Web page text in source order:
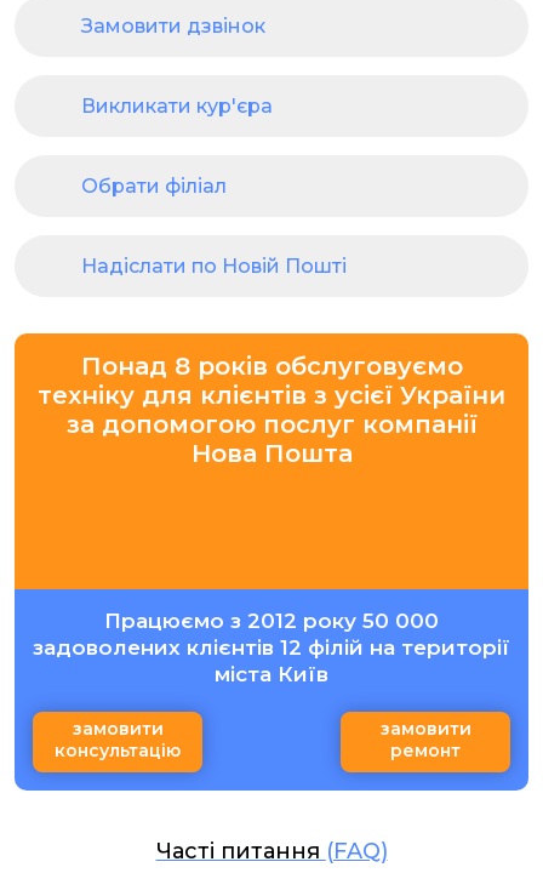
Замовити дзвінок
Викликати кур'єра
Обрати філіал
Надіслати по Новій Пошті
Понад 8 років обслуговуємо
техніку для клієнтів з усієї України
за допомогою послуг компанії
Нова Пошта
Працюємо з 2012 року 50 000
задоволених клієнтів 12 філій на території
міста Київ
замовити
консультацію
замовити
ремонт
Часті питання (FAQ)